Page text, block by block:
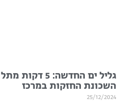
גליל ים החדשה:
השכונת החזקות במרכז
25/12/2024